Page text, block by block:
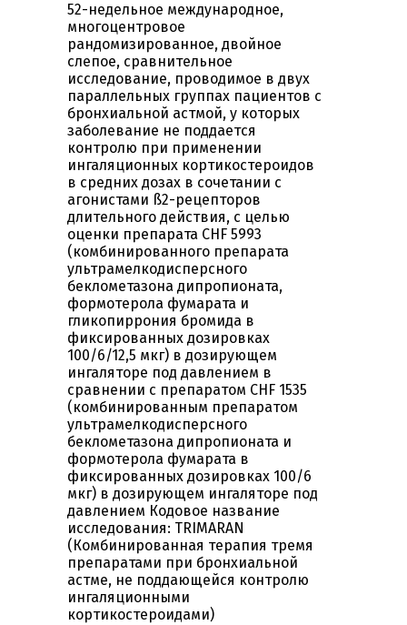
52-недельное международное,
многоцентровое
рандомизированное, двойное
слепое, сравнительное
исследование, проводимое в двух
параллельных группах пациентов с
бронхиальной астмой, у которых
заболевание не поддается
контролю при применении
ингаляционных кортикостероидов
в средних дозах в сочетании с
агонистами ß2-рецепторов
длительного действия, с целью
оценки препарата CHF 5993
(комбинированного препарата
ультрамелкодисперсного
беклометазона дипропионата,
формотерола фумарата и
гликопиррония бромида в
фиксированных дозировках
100/6/12,5 мкг) в дозирующем
ингаляторе под давлением в
сравнении с препаратом CHF 1535
(комбинированным препаратом
ультрамелкодисперсного
беклометазона дипропионата и
формотерола фумарата в
фиксированных дозировках 100/6
мкг) в дозирующем ингаляторе под
давлением Кодовое название
исследования: TRIMARAN
(Комбинированная терапия тремя
препаратами при бронхиальной
астме, не поддающейся контролю
ингаляционными
кортикостероидами)